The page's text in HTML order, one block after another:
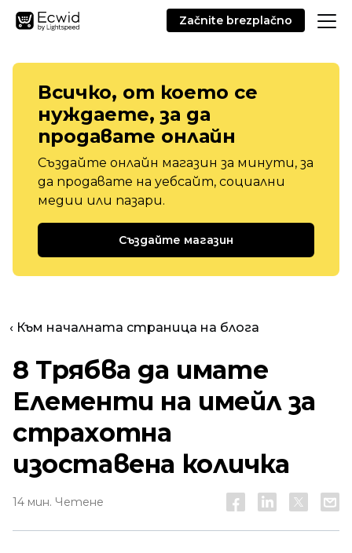
Začnite brezplačno
Всичко, от което се
нуждаете, за да
продавате онлайн
Създайте онлайн магазин за минути, за
да продавате на уебсайт, социални
медии или пазари.
Създайте магазин
‹ Към началната страница на блога
8 Трябва да имате
Елементи на имейл за
страхотна
изоставена количка
14 мин. Четене